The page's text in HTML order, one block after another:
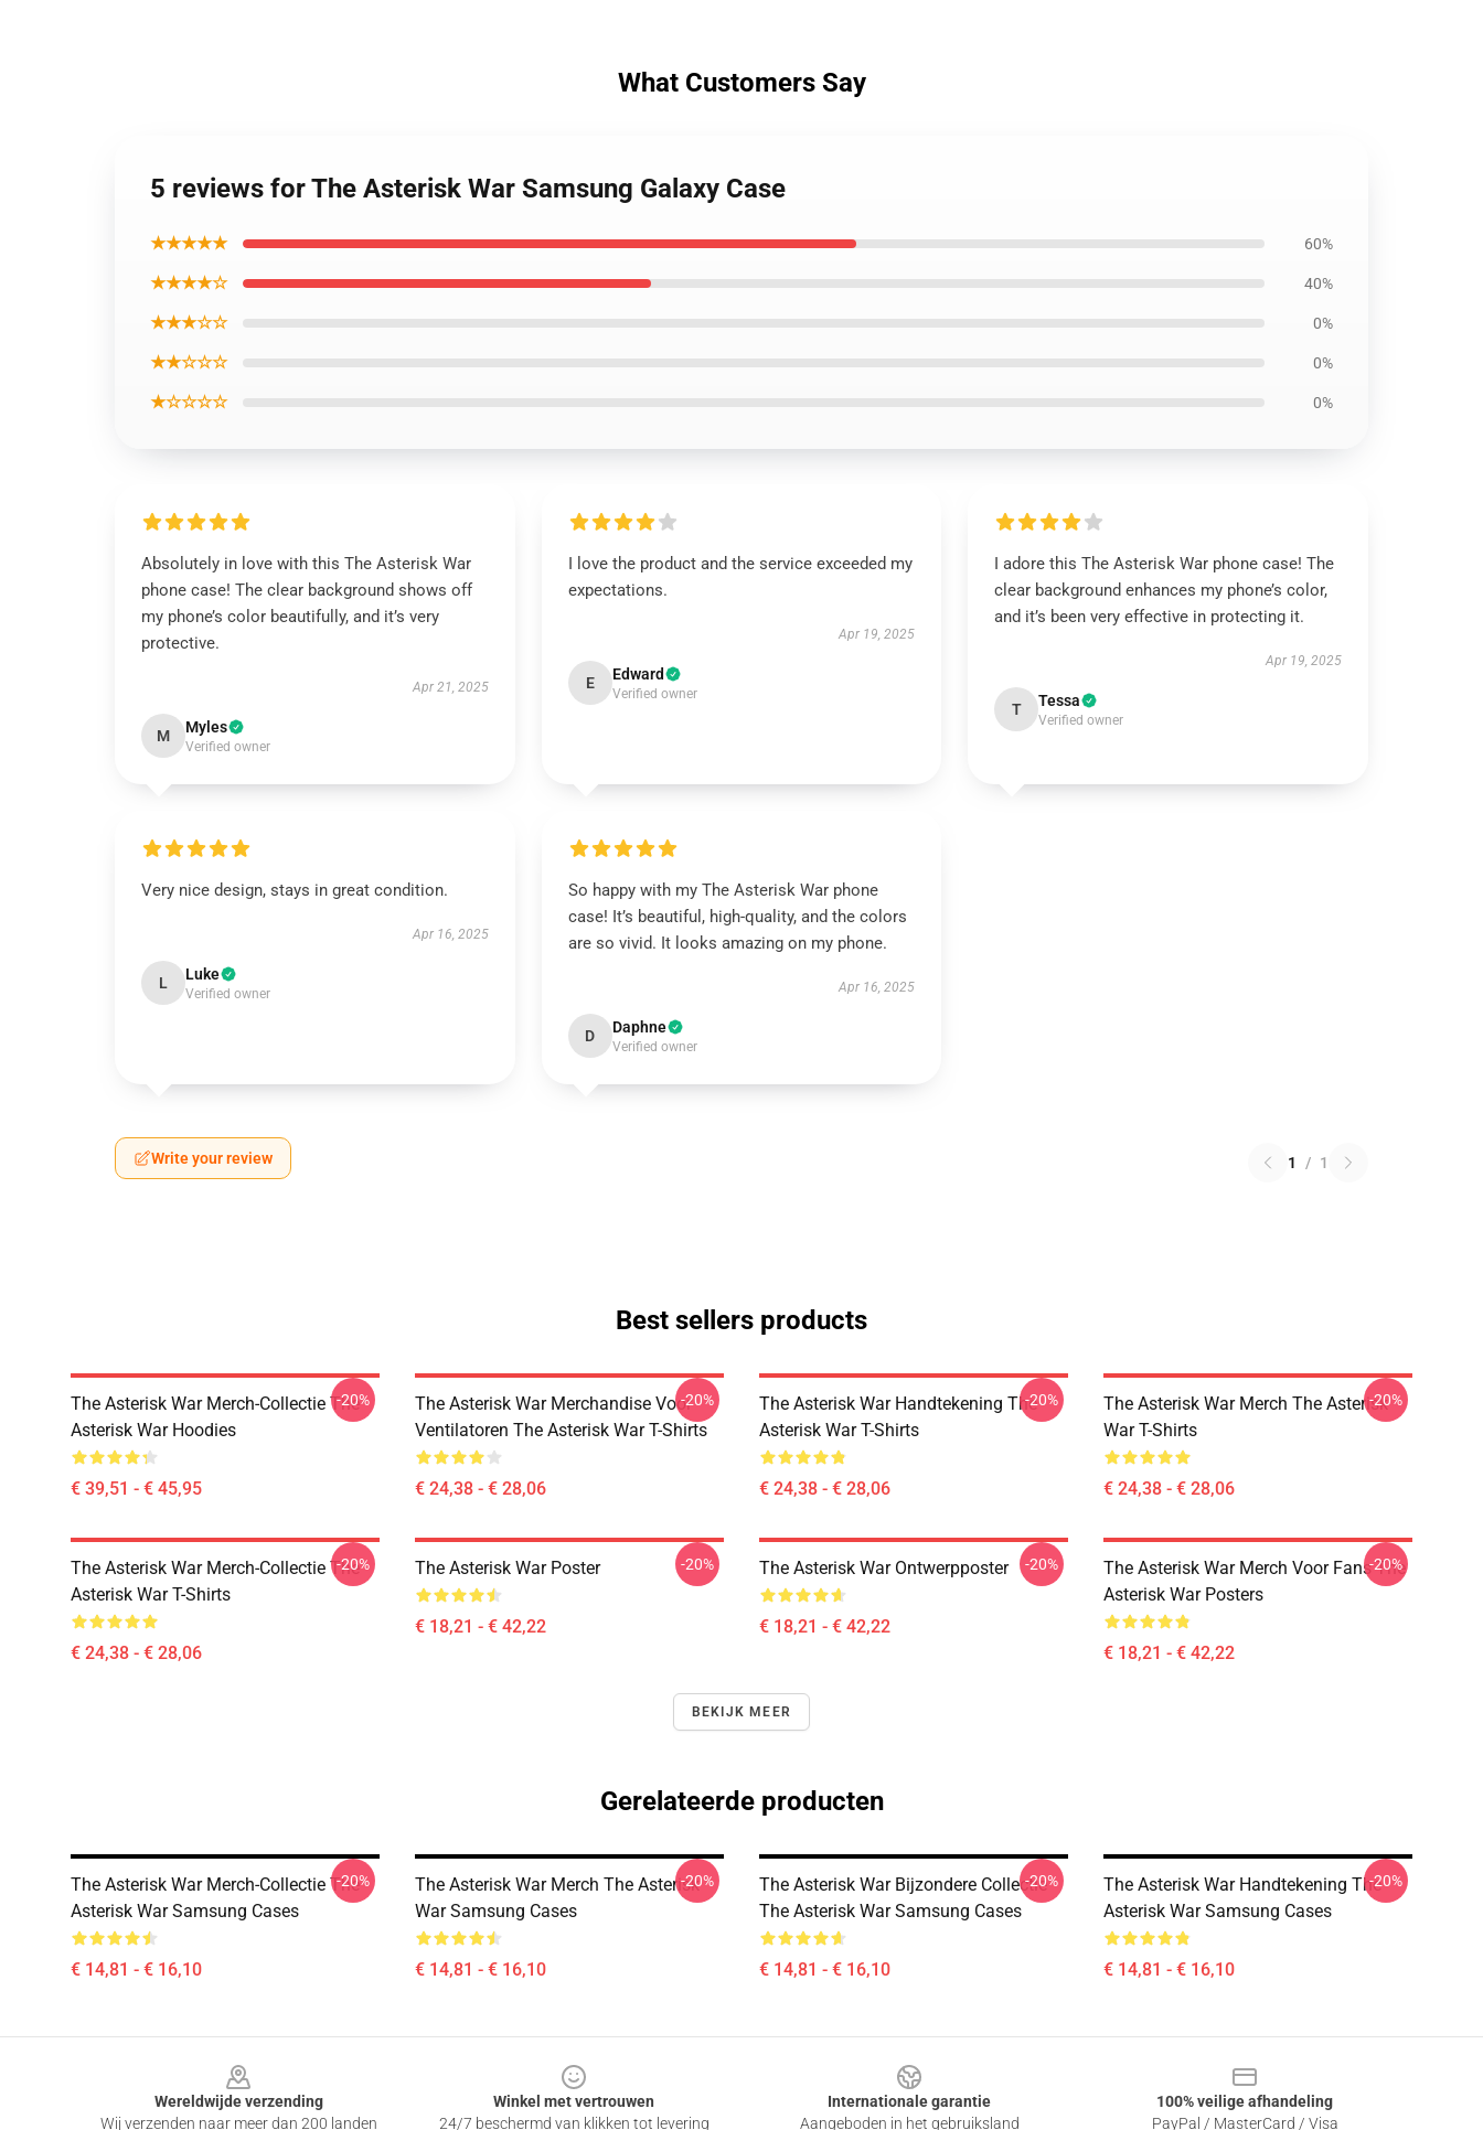
What Customers Say
5 reviews for The Asterisk War Samsung Galaxy Case
★★★★★ 60%
★★★★☆ 40%
★★★☆☆ 0%
★★☆☆☆ 0%
★☆☆☆☆ 0%
Absolutely in love with this The Asterisk War
phone case! The clear background shows off
my phone’s color beautifully, and it’s very
protective.
Apr 21, 2025
M Myles
Verified owner
I love the product and the service exceeded my
expectations.
Apr 19, 2025
E Edward
Verified owner
I adore this The Asterisk War phone case! The
clear background enhances my phone’s color,
and it’s been very effective in protecting it.
Apr 19, 2025
T Tessa
Verified owner
Very nice design, stays in great condition.
Apr 16, 2025
L Luke
Verified owner
So happy with my The Asterisk War phone
case! It’s beautiful, high-quality, and the colors
are so vivid. It looks amazing on my phone.
Apr 16, 2025
D Daphne
Verified owner
Write your review 1 / 1
Best sellers products
The Asterisk War Merch-Collectie The
Asterisk War Hoodies
€ 39,51 - € 45,95
-20%
The Asterisk War Merchandise Voor
Ventilatoren The Asterisk War T-Shirts
€ 24,38 - € 28,06
-20%
The Asterisk War Handtekening The
Asterisk War T-Shirts
€ 24,38 - € 28,06
-20%
The Asterisk War Merch The Asterisk
War T-Shirts
€ 24,38 - € 28,06
-20%
The Asterisk War Merch-Collectie The
Asterisk War T-Shirts
€ 24,38 - € 28,06
-20% The Asterisk War Poster
€ 18,21 - € 42,22
-20% The Asterisk War Ontwerpposter
€ 18,21 - € 42,22
-20%
The Asterisk War Merch Voor Fans The
Asterisk War Posters
€ 18,21 - € 42,22
-20%
BEKIJK MEER
Gerelateerde producten
The Asterisk War Merch-Collectie The
Asterisk War Samsung Cases
€ 14,81 - € 16,10
-20%
The Asterisk War Merch The Asterisk
War Samsung Cases
€ 14,81 - € 16,10
-20%
The Asterisk War Bijzondere Collectie
The Asterisk War Samsung Cases
€ 14,81 - € 16,10
-20%
The Asterisk War Handtekening The
Asterisk War Samsung Cases
€ 14,81 - € 16,10
-20%
Wereldwijde verzending
Wij verzenden naar meer dan 200 landen
Winkel met vertrouwen
24/7 beschermd van klikken tot levering
Internationale garantie
Aangeboden in het gebruiksland
100% veilige afhandeling
PayPal / MasterCard / Visa